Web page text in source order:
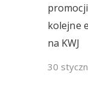
kolejne
na KWJ
30